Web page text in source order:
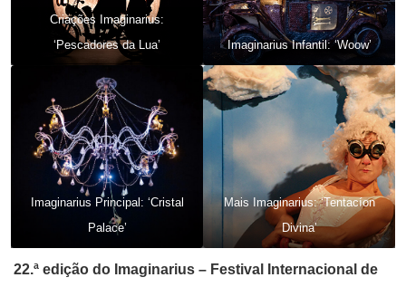
Criações Imaginarius:
‘Pescadores da Lua’
Imaginarius Infantil: ‘Woow’
Imaginarius Principal: ‘Cristal
Palace’
Mais Imaginarius: ‘Tentacíon
Divina’
22.ª edição do Imaginarius – Festival Internacional de